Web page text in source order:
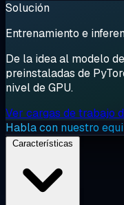
Solución
Entrenamiento e
De la idea al modelo
preinstaladas de
nivel de GPU.
Ver cargas de trabajo
Habla con nuestro